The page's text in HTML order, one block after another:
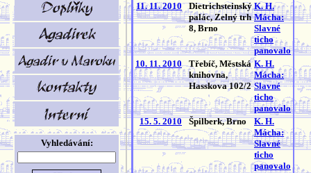
Vyhledávání:
11. 11. 2010
Dietrichsteinský
palác, Zelný trh
8, Brno
K. H.
Mácha:
Slavné
ticho
panovalo
10. 11. 2010
Třebíč, Městská
knihovna,
Hasskova 102/2
K. H.
Mácha:
Slavné
ticho
panovalo
15. 5. 2010
Špilberk, Brno
K. H.
Mácha:
Slavné
ticho
panovalo